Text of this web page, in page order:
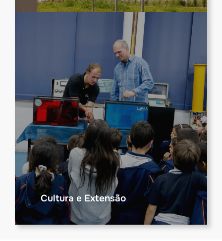
Cultura e Extensão